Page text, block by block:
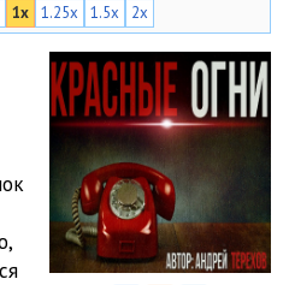
1x 1.25x 1.5x 2x